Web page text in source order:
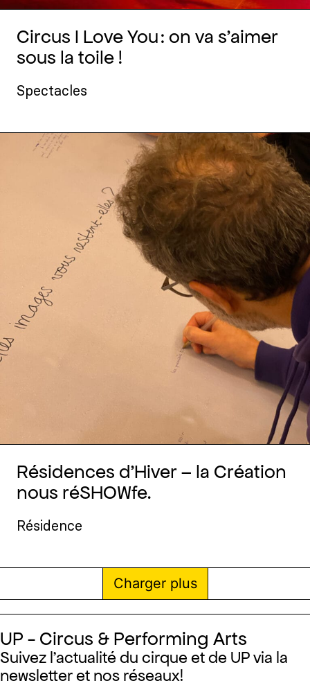
Circus I Love You : on va s’aimer
sous la toile !
Spectacles
Résidences d’Hiver – la Création
nous réSHOWfe.
Résidence
Charger plus
UP - Circus & Performing Arts
Suivez l’actualité du cirque et de UP via la
newsletter et nos réseaux!